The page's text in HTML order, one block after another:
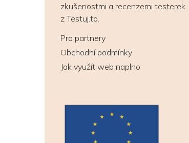
zkušenostmi a recenzemi testerek
z Testuj.to.
Pro partnery
Obchodní podmínky
Jak využít web naplno